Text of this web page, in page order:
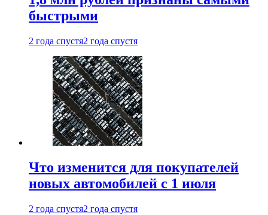
быстрыми
2 года спустя2 года спустя
Что изменится для покупателей
новых автомобилей с 1 июля
2 года спустя2 года спустя